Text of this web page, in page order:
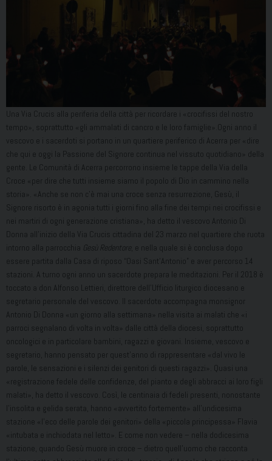
Una Via Crucis alla periferia della città per ricordare i «crocifissi del nostro
tempo», soprattutto «gli ammalati di cancro e le loro famiglie».Ogni anno il
vescovo e i sacerdoti si portano in un quartiere periferico di Acerra per «dire
che qui e oggi la Passione del Signore continua nel vissuto quotidiano» della
gente. Le Comunità di Acerra percorrono insieme le tappe della Via della
Croce «per dire che tutti insieme siamo il popolo di Dio in cammino nella
storia». «Anche se non c’è mai una croce senza resurrezione, Gesù, il
Signore risorto è in agonia tutti i giorni fino alla fine dei tempi nei crocifissi e
nei martiri di ogni generazione cristiana», ha detto il vescovo Antonio Di
Donna all’inizio della Via Crucis cittadina del 23 marzo nel quartiere che ruota
intorno alla parrocchia Gesù Redentore , e nella quale si è conclusa dopo
essere partita dalla Casa di riposo “Oasi Sant’Antonio” e aver percorso 14
stazioni. A turno ogni anno un sacerdote prepara le meditazioni. Per il 2018 è
toccato a don Alfonso Lettieri, direttore dell’Ufficio liturgico diocesano e
segretario personale del vescovo. Il sacerdote accompagna monsignor
Antonio Di Donna «un giorno alla settimana» nella visita ai malati che «i
parroci segnalano di volta in volta» dalle città della diocesi, soprattutto
oncologici e in particolare bambini, ragazzi e giovani. Insieme, vescovo e
segretario, hanno pensato per quest’anno di rappresentare «dal vivo le
parole, le sensazioni e i silenzi dei genitori di questi ragazzi». Quasi una
«registrazione fedele delle confidenze, del pianto e degli abbracci ai loro figli
malati», ha detto il vescovo. Così, le centinaia di fedeli presenti, nonostante
l’insolita e gelida serata, hanno «avvertito fortemente» all’undicesima
stazione «l’eco delle parole dei genitori» della «piccola principessa» Flavia
«intubata e inchiodata nel letto». E come non vedere – nella dodicesima
stazione, quando Gesù muore in croce – dietro quell’uomo che racconta